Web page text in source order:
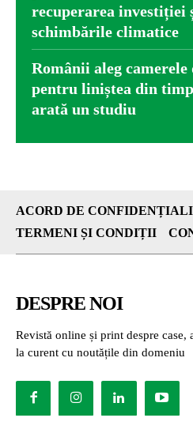
recuperarea investiției
schimbările climatice
Românii aleg camerele
pentru liniștea din
arată un studiu
ACORD DE
TERMENI ȘI CONDIȚII
DESPRE NOI
Revistă online și print despre case,
la curent cu noutățile din domeniu